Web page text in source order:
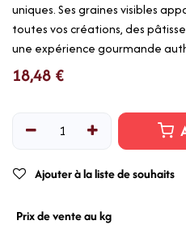
uniques. Ses graines visibles
toutes vos créations, des
une expérience gourmande
18,48 €
Ajouter à la liste de souhaits
Prix de vente au kg